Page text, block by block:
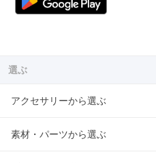
選ぶ
アクセサリーから選ぶ
素材・パーツから選ぶ